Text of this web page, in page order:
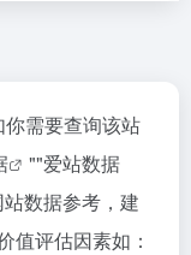
需要查询该站
""爱站数据
数据参考，建
值评估因素如：